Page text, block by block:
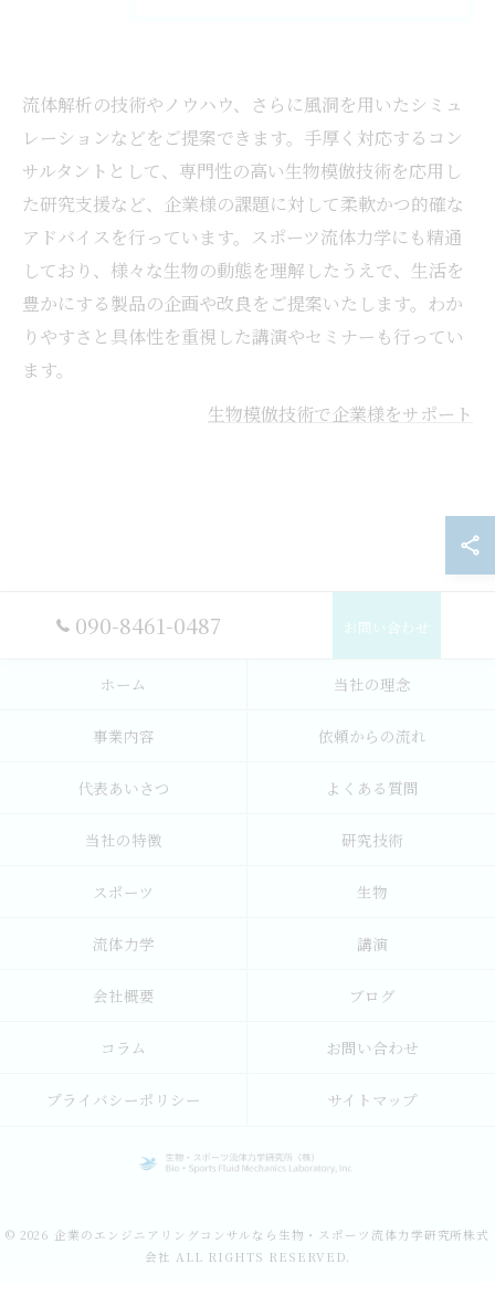
流体解析の技術やノウハウ、さらに風洞を用いたシミュ
レーションなどをご提案できます。手厚く対応するコン
サルタントとして、専門性の高い生物模倣技術を応用し
た研究支援など、企業様の課題に対して柔軟かつ的確な
アドバイスを行っています。スポーツ流体力学にも精通
しており、様々な生物の動態を理解したうえで、生活を
豊かにする製品の企画や改良をご提案いたします。わか
りやすさと具体性を重視した講演やセミナーも行ってい
ます。
生物模倣技術で企業様をサポート
090-8461-0487 お問い合わせ
ホーム 当社の理念
事業内容 依頼からの流れ
代表あいさつ よくある質問
当社の特徴 研究技術
スポーツ 生物
流体力学 講演
会社概要 ブログ
コラム お問い合わせ
プライバシーポリシー サイトマップ
© 2026 企業のエンジニアリングコンサルなら生物・スポーツ流体力学研究所株式
会社 ALL RIGHTS RESERVED.